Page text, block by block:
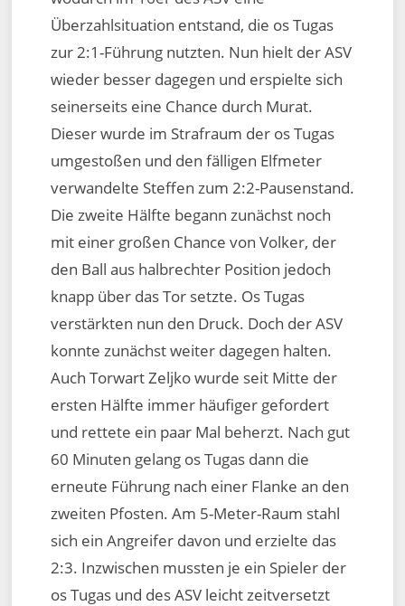
Überzahlsituation entstand, die os Tugas
zur 2:1-Führung nutzten. Nun hielt der ASV
wieder besser dagegen und erspielte sich
seinerseits eine Chance durch Murat.
Dieser wurde im Strafraum der os Tugas
umgestoßen und den fälligen Elfmeter
verwandelte Steffen zum 2:2-Pausenstand.
Die zweite Hälfte begann zunächst noch
mit einer großen Chance von Volker, der
den Ball aus halbrechter Position jedoch
knapp über das Tor setzte. Os Tugas
verstärkten nun den Druck. Doch der ASV
konnte zunächst weiter dagegen halten.
Auch Torwart Zeljko wurde seit Mitte der
ersten Hälfte immer häufiger gefordert
und rettete ein paar Mal beherzt. Nach gut
60 Minuten gelang os Tugas dann die
erneute Führung nach einer Flanke an den
zweiten Pfosten. Am 5-Meter-Raum stahl
sich ein Angreifer davon und erzielte das
2:3. Inzwischen mussten je ein Spieler der
os Tugas und des ASV leicht zeitversetzt